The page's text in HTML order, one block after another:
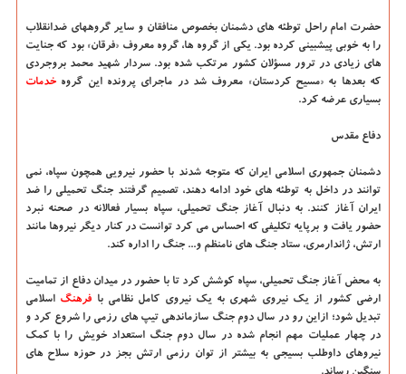
حضرت امام راحل توطئه های دشمنان بخصوص منافقان و سایر گروههای ضدانقلاب
را به خوبی پیشبینی کرده بود. یکی از گروه ها، گروه معروف «فرقان» بود که جنایت
های زیادی در ترور مسؤلان کشور مرتکب شده بود. سردار شهید محمد بروجردی
که بعدها به «مسیح کردستان» معروف شد در ماجرای پرونده این گروه خدمات
بسیاری عرضه کرد.
دفاع مقدس
دشمنان جمهوری اسلامی ایران که متوجه شدند با حضور نیرویی همچون سپاه، نمی
توانند در داخل به توطئه های خود ادامه دهند، تصمیم گرفتند جنگ تحمیلی را ضد
ایران آغاز کنند. به دنبال آغاز جنگ تحمیلی، سپاه بسیار فعالانه در صحنه نبرد
حضور یافت و برپایه تکلیفی که احساس می کرد توانست در کنار دیگر نیروها مانند
ارتش، ژاندارمری، ستاد جنگ های نامنظم و... جنگ را اداره کند.
به محض آغاز جنگ تحمیلی، سپاه کوشش کرد تا با حضور در میدان دفاع از تمامیت
ارضی کشور از یک نیروی شهری به یک نیروی کامل نظامی با فرهنگ اسلامی
تبدیل شود؛ ازاین رو در سال دوم جنگ سازماندهی تیپ های رزمی را شروع کرد و
در چهار عملیات مهم انجام شده در سال دوم جنگ استعداد خویش را با کمک
نیروهای داوطلب بسیجی به بیشتر از توان رزمی ارتش بجز در حوزه سلاح های